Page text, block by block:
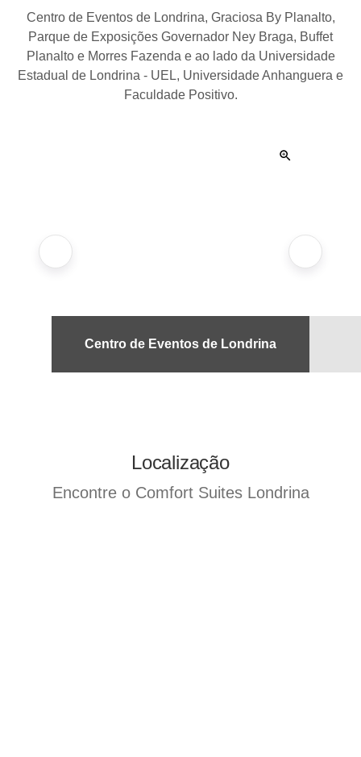
Centro de Eventos de Londrina, Graciosa By Planalto,
Parque de Exposições Governador Ney Braga, Buffet
Planalto e Morres Fazenda e ao lado da Universidade
Estadual de Londrina - UEL, Universidade Anhanguera e
Faculdade Positivo.
Centro de Eventos de Londrina
Localização
Encontre o Comfort Suites Londrina